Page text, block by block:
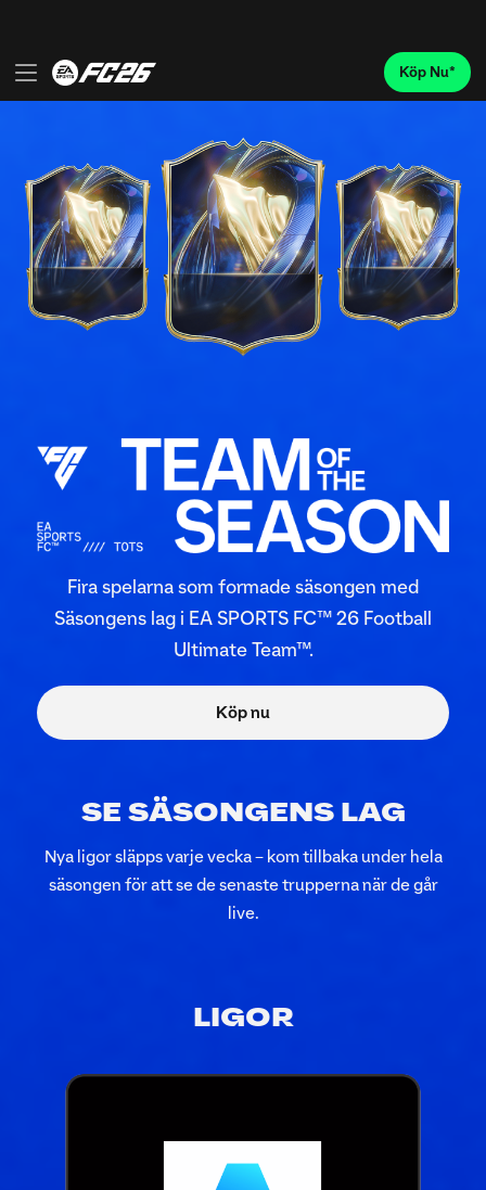
SE SÄSONGENS LAG
Nya ligor släpps varje vecka – kom tillbaka under hela
säsongen för att se de senaste trupperna när de går
live.